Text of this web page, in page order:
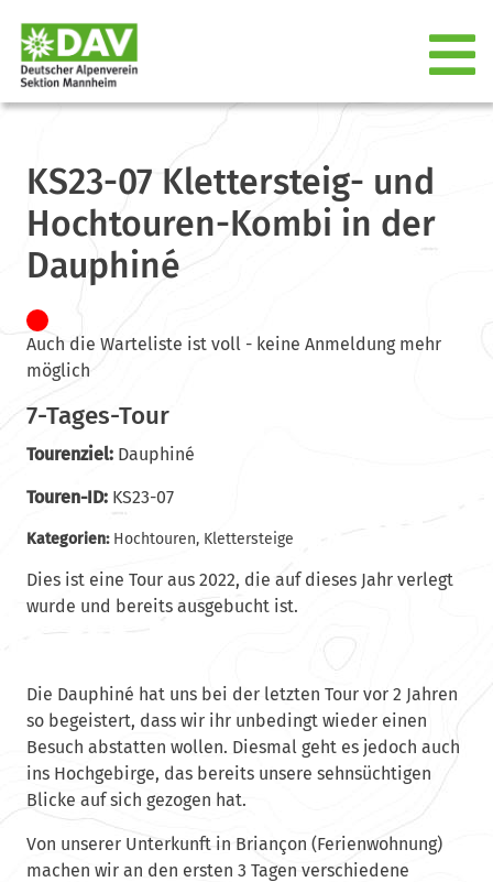
KS23-07 Klettersteig- und
Hochtouren-Kombi in der
Dauphiné
Auch die Warteliste ist voll - keine Anmeldung mehr
möglich
7-Tages-Tour
Tourenziel:Dauphiné
Touren-ID:KS23-07
Kategorien: Hochtouren, Klettersteige
Dies ist eine Tour aus 2022, die auf dieses Jahr verlegt
wurde und bereits ausgebucht ist.
Die Dauphiné hat uns bei der letzten Tour vor 2 Jahren
so begeistert, dass wir ihr unbedingt wieder einen
Besuch abstatten wollen. Diesmal geht es jedoch auch
ins Hochgebirge, das bereits unsere sehnsüchtigen
Blicke auf sich gezogen hat.
Von unserer Unterkunft in Briançon (Ferienwohnung)
machen wir an den ersten 3 Tagen verschiedene